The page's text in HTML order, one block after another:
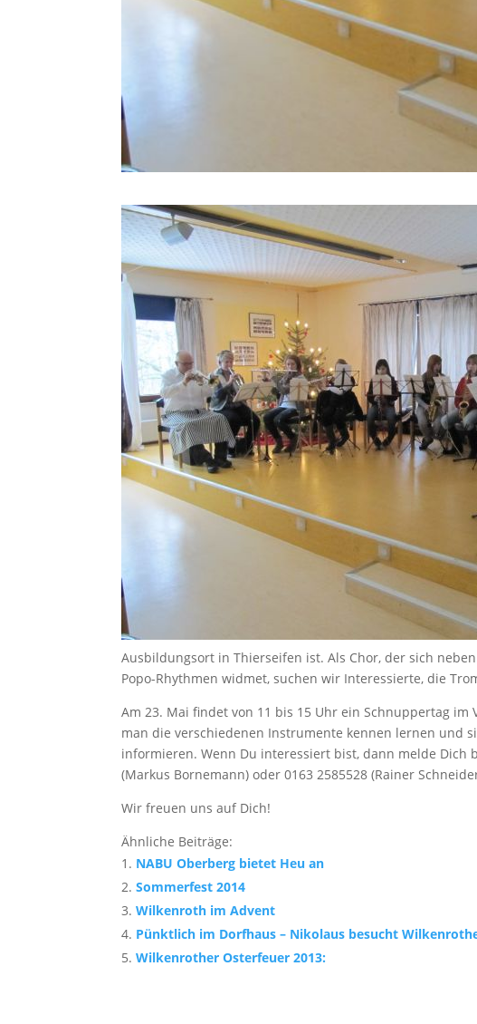
Ausbildungsort in Thierseifen ist. Als Chor, der sich
Popo-Rhythmen widmet, suchen wir Interessierte, die
Am 23. Mai findet von 11 bis 15 Uhr ein Schnuppertag
man die verschiedenen Instrumente kennen lernen und
informieren. Wenn Du interessiert bist, dann melde Dich
(Markus Bornemann) oder 0163 2585528 (Rainer
Wir freuen uns auf Dich!
Ähnliche Beiträge:
NABU Oberberg bietet Heu an
Sommerfest 2014
Wilkenroth im Advent
Pünktlich im Dorfhaus – Nikolaus besucht
Wilkenrother Osterfeuer 2013: